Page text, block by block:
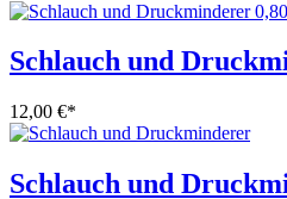
Schlauch und
12,00 €*
Schlauch und